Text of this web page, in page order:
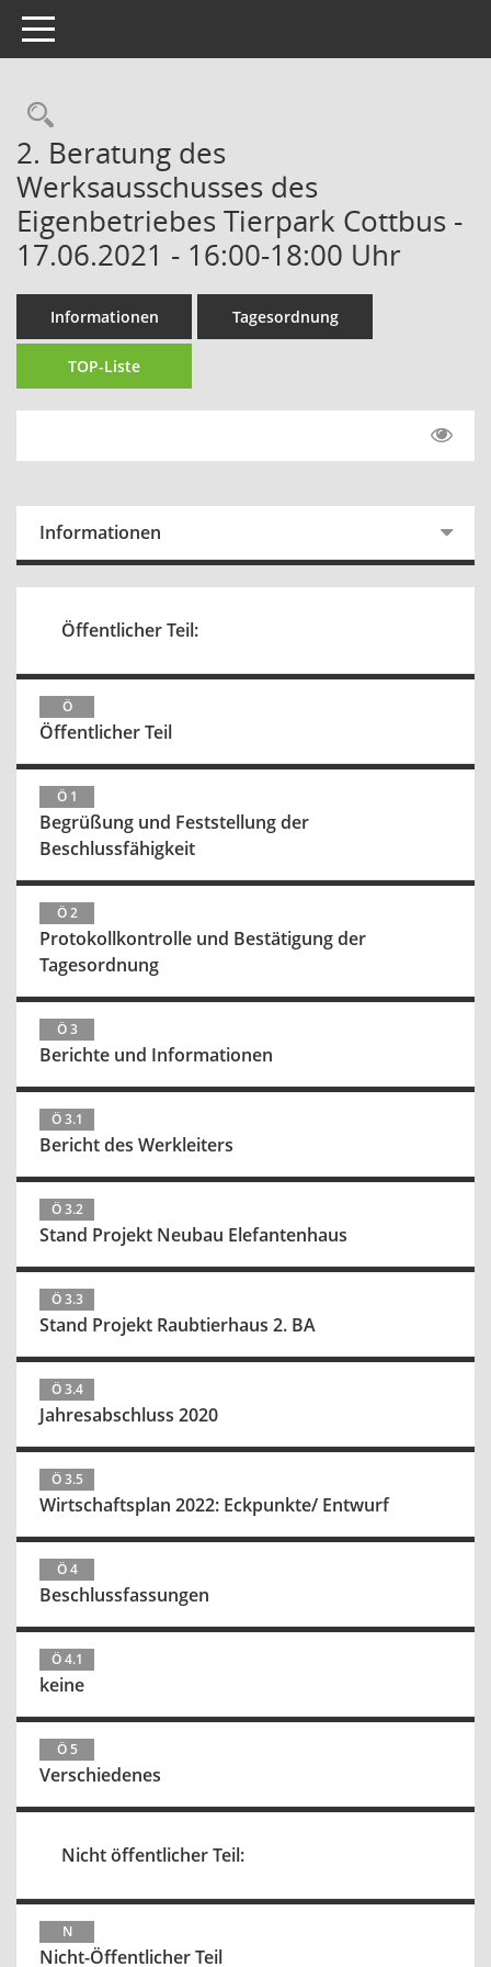
Toggle navigation
Rechercheauswahl
2. Beratung des
Werksausschusses des
Eigenbetriebes Tierpark Cottbus -
17.06.2021 - 16:00-18:00 Uhr
Informationen Tagesordnung
TOP-Liste
Informationen
Öffentlicher Teil:
Ö
Öffentlicher Teil
Ö 1
Begrüßung und Feststellung der
Beschlussfähigkeit
Ö 2
Protokollkontrolle und Bestätigung der
Tagesordnung
Ö 3
Berichte und Informationen
Ö 3.1
Bericht des Werkleiters
Ö 3.2
Stand Projekt Neubau Elefantenhaus
Ö 3.3
Stand Projekt Raubtierhaus 2. BA
Ö 3.4
Jahresabschluss 2020
Ö 3.5
Wirtschaftsplan 2022: Eckpunkte/ Entwurf
Ö 4
Beschlussfassungen
Ö 4.1
keine
Ö 5
Verschiedenes
Nicht öffentlicher Teil:
N
Nicht-Öffentlicher Teil